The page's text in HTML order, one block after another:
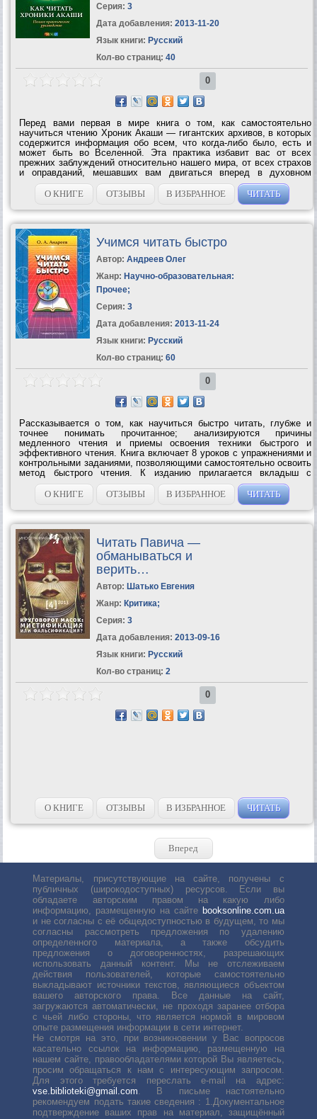
Серия: 3
Дата добавления: 2013-11-20
Язык книги: Русский
Кол-во страниц: 40
0
Перед вами первая в мире книга о том, как самостоятельно
научиться чтению Хроник Акаши — гигантских архивов, в которых
содержится информация обо всем, что когда-либо было, есть и
может быть во Вселенной. Эта практика избавит вас от всех
прежних заблуждений относительно нашего мира, от всех страхов
и оправданий, мешавших вам двигаться вперед в духовном
развитии. Поскольку Хроники Акаши — это не физическое место,
а один из уровней...
О КНИГЕ ОТЗЫВЫ В ИЗБРАННОЕ ЧИТАТЬ
Учимся читать быстро
Автор: Андреев Олег
Жанр: Научно-образовательная:
Прочее;
Серия: 3
Дата добавления: 2013-11-24
Язык книги: Русский
Кол-во страниц: 60
0
Рассказывается о том, как научиться быстро читать, глубже и
точнее понимать прочитанное; анализируются причины
медленного чтения и приемы освоения техники быстрого и
эффективного чтения. Книга включает 8 уроков с упражнениями и
контрольными заданиями, позволяющими самостоятельно освоить
метод быстрого чтения. К изданию прилагается вкладыш с
тренировочными таблицами.УЧИМСЯ ЧИТАТЬ БЫСТРО – Первая
ступень обучения в Школе Олега...
О КНИГЕ ОТЗЫВЫ В ИЗБРАННОЕ ЧИТАТЬ
Читать Павича —
обманываться и
верить…
Автор: Шатько Евгения
Жанр: Критика;
Серия: 3
Дата добавления: 2013-09-16
Язык книги: Русский
Кол-во страниц: 2
0
О КНИГЕ ОТЗЫВЫ В ИЗБРАННОЕ ЧИТАТЬ
Вперед
Материалы, присутствующие на сайте, получены с
публичных (широкодоступных) ресурсов. Если вы
обладаете авторским правом на какую либо
информацию, размещенную на сайте booksonline.com.ua
и не согласны с её общедоступностью в будущем, то мы
согласны рассмотреть предложения по удалению
определенного материала, а также обсудить
предложения о договоренностях, разрешающих
использовать данный контент. Мы не отслеживаем
действия пользователей, которые самостоятельно
выкладывают источники текстов, являющиеся объектом
вашего авторского права. Все данные на сайт,
загружаются автоматически, не проходя заранее отбора
с чьей либо стороны, что является нормой в мировом
опыте размещения информации в сети интернет.
Не смотря на это, при возникновении у Вас вопросов
касательно ссылок на информацию, размещенную на
нашем сайте, правообладателями которой Вы являетесь,
просим обращаться к нам с интересующим запросом.
Для этого требуется переслать е-mail на адрес:
vse.biblioteki@gmail.com . В письме настоятельно
рекомендуем подать такие сведения : 1.Документальное
подтверждение ваших прав на материал, защищённый